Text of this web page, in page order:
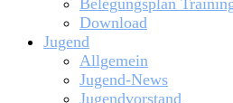
Belegungsplan
Download
Jugend
Allgemein
Jugend-News
Jugendvorstand